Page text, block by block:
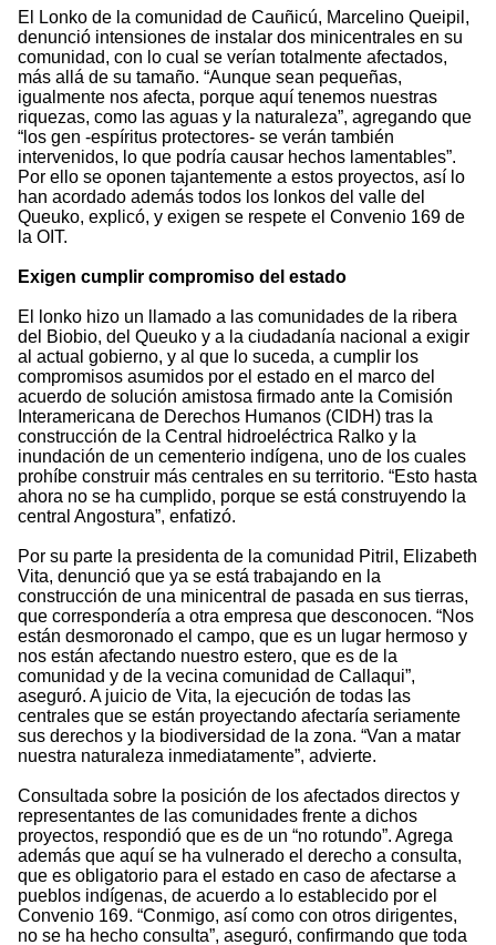
El Lonko de la comunidad de Cauñicú, Marcelino Queipil,
denunció intensiones de instalar dos minicentrales en su
comunidad, con lo cual se verían totalmente afectados,
más allá de su tamaño. “Aunque sean pequeñas,
igualmente nos afecta, porque aquí tenemos nuestras
riquezas, como las aguas y la naturaleza”, agregando que
“los gen -espíritus protectores- se verán también
intervenidos, lo que podría causar hechos lamentables”.
Por ello se oponen tajantemente a estos proyectos, así lo
han acordado además todos los lonkos del valle del
Queuko, explicó, y exigen se respete el Convenio 169 de
la OIT.
Exigen cumplir compromiso del estado
El lonko hizo un llamado a las comunidades de la ribera
del Biobio, del Queuko y a la ciudadanía nacional a exigir
al actual gobierno, y al que lo suceda, a cumplir los
compromisos asumidos por el estado en el marco del
acuerdo de solución amistosa firmado ante la Comisión
Interamericana de Derechos Humanos (CIDH) tras la
construcción de la Central hidroeléctrica Ralko y la
inundación de un cementerio indígena, uno de los cuales
prohíbe construir más centrales en su territorio. “Esto hasta
ahora no se ha cumplido, porque se está construyendo la
central Angostura”, enfatizó.
Por su parte la presidenta de la comunidad Pitril, Elizabeth
Vita, denunció que ya se está trabajando en la
construcción de una minicentral de pasada en sus tierras,
que correspondería a otra empresa que desconocen. “Nos
están desmoronado el campo, que es un lugar hermoso y
nos están afectando nuestro estero, que es de la
comunidad y de la vecina comunidad de Callaqui”,
aseguró. A juicio de Vita, la ejecución de todas las
centrales que se están proyectando afectaría seriamente
sus derechos y la biodiversidad de la zona. “Van a matar
nuestra naturaleza inmediatamente”, advierte.
Consultada sobre la posición de los afectados directos y
representantes de las comunidades frente a dichos
proyectos, respondió que es de un “no rotundo”. Agrega
además que aquí se ha vulnerado el derecho a consulta,
que es obligatorio para el estado en caso de afectarse a
pueblos indígenas, de acuerdo a lo establecido por el
Convenio 169. “Conmigo, así como con otros dirigentes,
no se ha hecho consulta”, aseguró, confirmando que toda